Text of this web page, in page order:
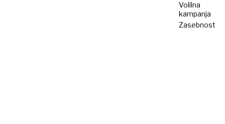
Volilna
kampanja
Zasebnost